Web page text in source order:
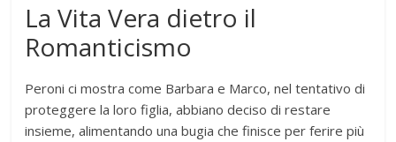
La Vita Vera dietro il
Romanticismo
Peroni ci mostra come Barbara e Marco, nel tentativo di
proteggere la loro figlia, abbiano deciso di restare
insieme, alimentando una bugia che finisce per ferire più